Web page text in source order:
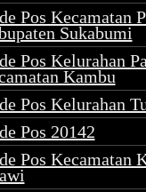
Pos Kecamatan
Sukabumi
Pos Kelurahan
Kambu
Pos Kelurahan
Pos 20142
Pos Kecamatan